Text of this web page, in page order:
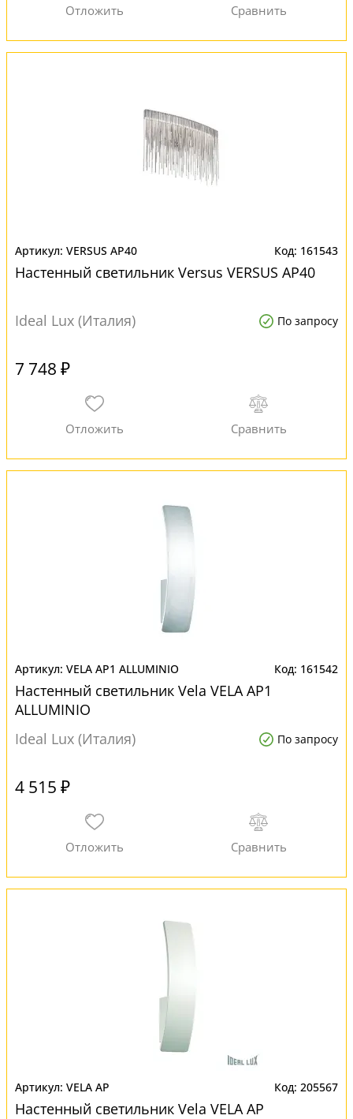
VERSUS AP40 161543
Настенный светильник Versus VERSUS AP40
Ideal Lux (Италия) По запросу
7 748 ₽
VELA AP1 ALLUMINIO 161542
Настенный светильник Vela VELA AP1
ALLUMINIO
Ideal Lux (Италия)
По запросу
4 515 ₽
VELA AP 205567
Настенный светильник Vela VELA AP